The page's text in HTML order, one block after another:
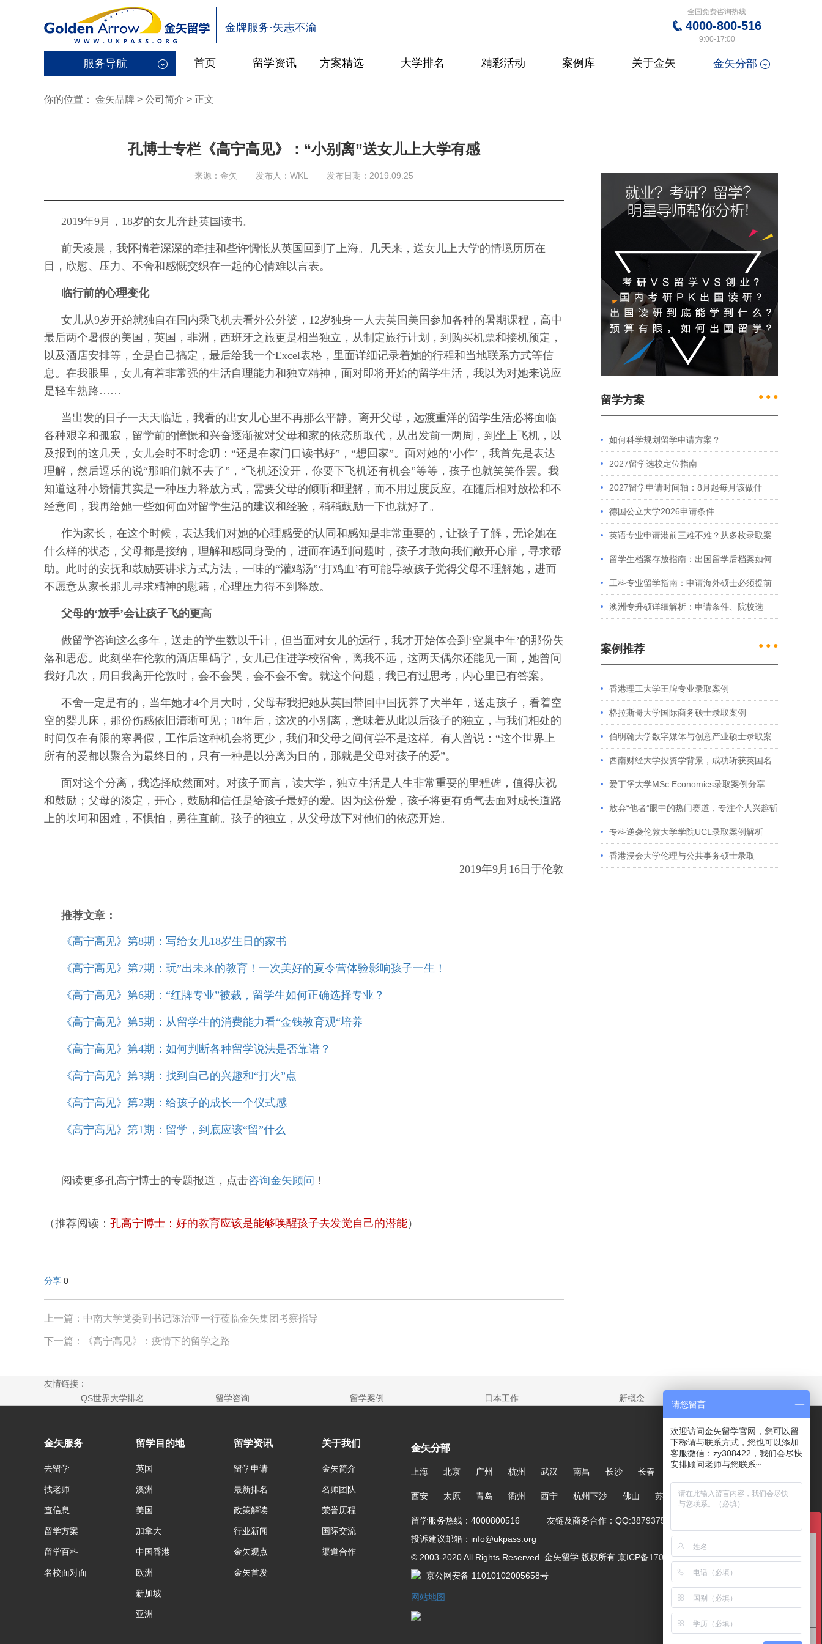
金牌服务·矢志不渝
全国免费咨询热线
4000-800-516
9:00-17:00
服务导航 首页 留学资讯 方案精选 大学排名 精彩活动 案例库 关于金矢 金矢分部
你的位置： 金矢品牌 > 公司简介 > 正文
孔博士专栏《高宁高见》：“小别离”送女儿上大学有感
来源：金矢 发布人：WKL 发布日期：2019.09.25
2019年9月，18岁的女儿奔赴英国读书。
前天凌晨，我怀揣着深深的牵挂和些许惆怅从英国回到了上海。几天来，送女儿上大学的情境历历在
目，欣慰、压力、不舍和感慨交织在一起的心情难以言表。
临行前的心理变化
女儿从9岁开始就独自在国内乘飞机去看外公外婆，12岁独身一人去英国美国参加各种的暑期课程，高中
最后两个暑假的美国，英国，非洲，西班牙之旅更是相当独立，从制定旅行计划，到购买机票和接机预定，
以及酒店安排等，全是自己搞定，最后给我一个Excel表格，里面详细记录着她的行程和当地联系方式等信
息。在我眼里，女儿有着非常强的生活自理能力和独立精神，面对即将开始的留学生活，我以为对她来说应
是轻车熟路……
当出发的日子一天天临近，我看的出女儿心里不再那么平静。离开父母，远渡重洋的留学生活必将面临
各种艰辛和孤寂，留学前的憧憬和兴奋逐渐被对父母和家的依恋所取代，从出发前一两周，到坐上飞机，以
及报到的这几天，女儿会时不时念叨：“还是在家门口读书好”，“想回家”。面对她的‘小作’，我首先是表达
理解，然后逗乐的说“那咱们就不去了”，“飞机还没开，你要下飞机还有机会”等等，孩子也就笑笑作罢。我
知道这种小矫情其实是一种压力释放方式，需要父母的倾听和理解，而不用过度反应。在随后相对放松和不
经意间，我再给她一些如何面对留学生活的建议和经验，稍稍鼓励一下也就好了。
作为家长，在这个时候，表达我们对她的心理感受的认同和感知是非常重要的，让孩子了解，无论她在
什么样的状态，父母都是接纳，理解和感同身受的，进而在遇到问题时，孩子才敢向我们敞开心扉，寻求帮
助。此时的安抚和鼓励要讲求方式方法，一味的“灌鸡汤”‘打鸡血’有可能导致孩子觉得父母不理解她，进而
不愿意从家长那儿寻求精神的慰籍，心理压力得不到释放。
父母的‘放手’会让孩子飞的更高
做留学咨询这么多年，送走的学生数以千计，但当面对女儿的远行，我才开始体会到‘空巢中年’的那份失
落和思恋。此刻坐在伦敦的酒店里码字，女儿已住进学校宿舍，离我不远，这两天偶尔还能见一面，她曾问
我好几次，周日我离开伦敦时，会不会哭，会不会不舍。就这个问题，我已有过思考，内心里已有答案。
不舍一定是有的，当年她才4个月大时，父母帮我把她从英国带回中国抚养了大半年，送走孩子，看着空
空的婴儿床，那份伤感依旧清晰可见；18年后，这次的小别离，意味着从此以后孩子的独立，与我们相处的
时间仅在有限的寒暑假，工作后这种机会将更少，我们和父母之间何尝不是这样。有人曾说：“这个世界上
所有的爱都以聚合为最终目的，只有一种是以分离为目的，那就是父母对孩子的爱”。
面对这个分离，我选择欣然面对。对孩子而言，读大学，独立生活是人生非常重要的里程碑，值得庆祝
和鼓励；父母的淡定，开心，鼓励和信任是给孩子最好的爱。因为这份爱，孩子将更有勇气去面对成长道路
上的坎坷和困难，不惧怕，勇往直前。孩子的独立，从父母放下对他们的依恋开始。
2019年9月16日于伦敦
推荐文章：
《高宁高见》第8期：写给女儿18岁生日的家书
《高宁高见》第7期：玩”出未来的教育！一次美好的夏令营体验影响孩子一生！
《高宁高见》第6期：“红牌专业”被裁，留学生如何正确选择专业？
《高宁高见》第5期：从留学生的消费能力看“金钱教育观“培养
《高宁高见》第4期：如何判断各种留学说法是否靠谱？
《高宁高见》第3期：找到自己的兴趣和“打火”点
《高宁高见》第2期：给孩子的成长一个仪式感
《高宁高见》第1期：留学，到底应该“留”什么
阅读更多孔高宁博士的专题报道，点击咨询金矢顾问 ！
（推荐阅读： 孔高宁博士：好的教育应该是能够唤醒孩子去发觉自己的潜能）
分享 0
上一篇：中南大学党委副书记陈治亚一行莅临金矢集团考察指导
下一篇：《高宁高见》：疫情下的留学之路
留学方案 ● ● ●
如何科学规划留学申请方案？
2027留学选校定位指南
2027留学申请时间轴：8月起每月该做什
么？英、美、澳、港申请全攻略
德国公立大学2026申请条件
英语专业申请港前三难不难？从多枚录取案
例看港大、港中文申请要求
留学生档案存放指南：出国留学后档案如何
处理？留学服务中心常见问题解答
工科专业留学指南：申请海外硕士必须提前
准备的4件事
澳洲专升硕详细解析：申请条件、院校选
案例推荐 ● ● ●
香港理工大学王牌专业录取案例
格拉斯哥大学国际商务硕士录取案例
伯明翰大学数字媒体与创意产业硕士录取案
例 西南财经大学投资学背景，成功斩获英国名
校多份Offer
爱丁堡大学MSc Economics录取案例分享
放弃“他者”眼中的热门赛道，专注个人兴趣斩
获藤校offer｜成功跨专业申请经验分享
专科逆袭伦敦大学学院UCL录取案例解析
香港浸会大学伦理与公共事务硕士录取
友情链接：
QS世界大学排名
留学咨询 留学案例 日本工作 新概念
金矢服务
去留学
找老师
查信息
留学方案
留学百科
名校面对面
留学目的地
英国
澳洲
美国
加拿大
中国香港
欧洲
新加坡
亚洲
留学资讯
留学申请
最新排名
政策解读
行业新闻
金矢观点
金矢首发
关于我们
金矢简介
名师团队
荣誉历程
国际交流
渠道合作
金矢分部
上海 北京 广州 杭州 武汉 南昌 长沙 长春 哈尔滨 大连 郑州
西安 太原 青岛 衢州 西宁 杭州下沙 佛山 苏州
留学服务热线：4000800516 友链及商务合作：QQ:387937567
投诉建议邮箱：info@ukpass.org
© 2003-2020 All Rights Reserved. 金矢留学 版权所有 京ICP备17005244号-1
京公网安备 11010102005658号
网站地图
澳洲留学咨询
美国留学咨询
请您留言
欢迎访问金矢留学官网，您可以留
下称谓与联系方式，您也可以添加
客服微信：zy308422，我们会尽快
安排顾问老师与您联系~